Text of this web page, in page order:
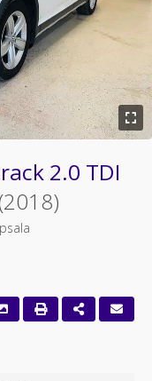
2.0 TDI